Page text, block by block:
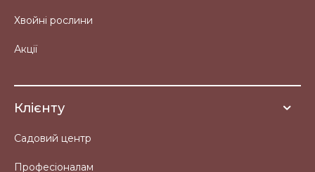
Хвойні рослини
Акції
Клієнту
Садовий центр
Професіоналам